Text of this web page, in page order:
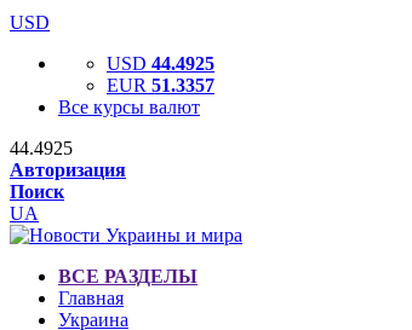
USD
USD 44.4925
EUR 51.3357
Все курсы валют
44.4925
Авторизация
Поиск
UA
ВСЕ РАЗДЕЛЫ
Главная
Украина